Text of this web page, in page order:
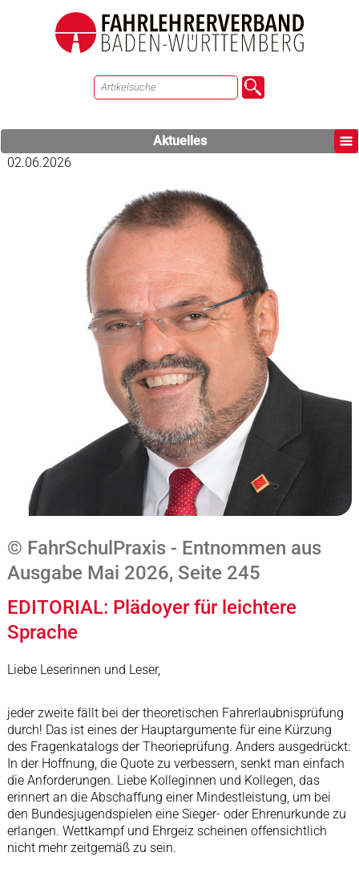
Aktuelles
02.06.2026
© FahrSchulPraxis - Entnommen aus
Ausgabe Mai 2026, Seite 245
EDITORIAL: Plädoyer für leichtere
Sprache
Liebe Leserinnen und Leser,
jeder zweite fällt bei der theoretischen Fahrerlaubnisprüfung
durch! Das ist eines der Hauptargumente für eine Kürzung
des Fragenkatalogs der Theorieprüfung. Anders ausgedrückt:
In der Hoffnung, die Quote zu verbessern, senkt man einfach
die Anforderungen. Liebe Kolleginnen und Kollegen, das
erinnert an die Abschaffung einer Mindestleistung, um bei
den Bundesjugendspielen eine Sieger- oder Ehrenurkunde zu
erlangen. Wettkampf und Ehrgeiz scheinen offensichtlich
nicht mehr zeitgemäß zu sein.